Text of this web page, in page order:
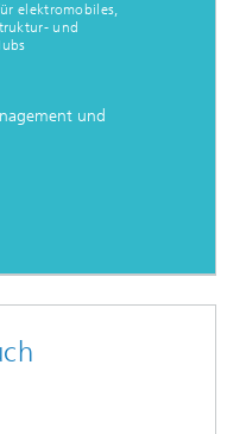
elektromobiles,
und
und